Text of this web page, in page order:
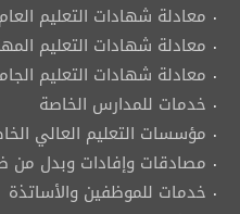
معادلة شهادات التعليم العام
معادلة شهادات التعليم
معادلة شهادات التعليم
خدمات للمدارس الخاصة
مؤسسات التعليم العالي
مصادقات وإفادات وبدل من
خدمات للموظفين والأساتذة